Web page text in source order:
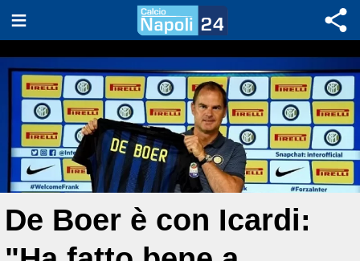
De Boer è con Icardi: